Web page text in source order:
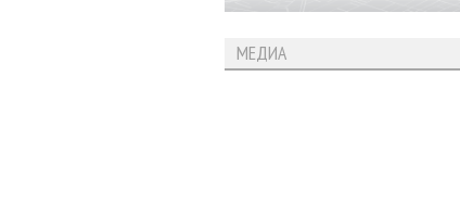
МЕДИА